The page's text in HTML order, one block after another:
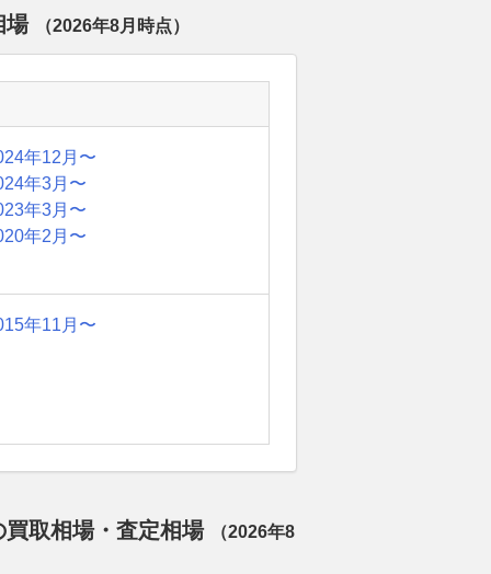
場 （2026年8月 時点）
年12月〜
年3月〜
年3月〜
年2月〜
年11月〜
取相場・査定相場 （2026年8